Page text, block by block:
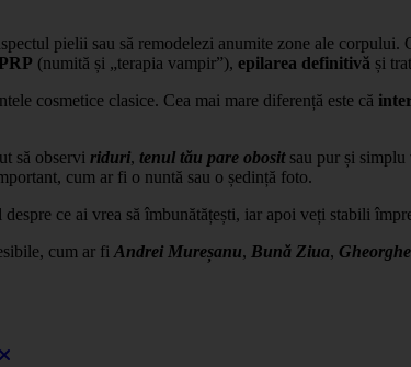
pielii sau să remodelezi anumite zone ale corpului.
PRP (numită și „terapia vampir”), epilarea definitivă și
cosmetice clasice. Cea mai mare diferență este că
să observi riduri, tenul tău pare obositsau pur și simplu
cum ar fi o nuntă sau o ședință foto.
ce ai vrea să îmbunătățești, iar apoi veți stabili
cum ar fi Andrei Mureșanu, Bună Ziua,